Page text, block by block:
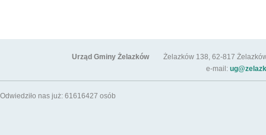
Urząd Gminy ŻelazkówŻelazków 138, 62-817 Żelazków
e-mail:
Odwiedziło nas już: 61616427 osób